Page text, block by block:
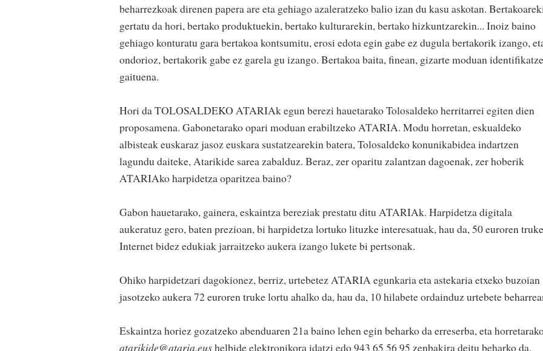
beharrezkoak direnen papera are eta gehiago azaleratzeko balio izan du kasu askotan.
gertatu da hori, bertako produktuekin, bertako kulturarekin, bertako hizkuntzarekin... Inoiz baino
gehiago konturatu gara bertakoa kontsumitu, erosi edota egin gabe ez dugula bertakorik izango,
ondorioz, bertakorik gabe ez garela gu izango. Bertakoa baita, finean, gizarte moduan
gaituena.
Hori da TOLOSALDEKO ATARIAk egun berezi hauetarako Tolosaldeko herritarrei egiten dien
proposamena. Gabonetarako opari moduan erabiltzeko ATARIA. Modu horretan, eskualdeko
albisteak euskaraz jasoz euskara sustatzearekin batera, Tolosaldeko konunikabidea indartzen
lagundu daiteke, Atarikide sarea zabalduz. Beraz, zer oparitu zalantzan dagoenak, zer hoberik
ATARIAko harpidetza oparitzea baino?
Gabon hauetarako, gainera, eskaintza bereziak prestatu ditu ATARIAk. Harpidetza digitala
aukeratuz gero, baten prezioan, bi harpidetza lortuko lituzke interesatuak, hau da, 50 euroren truke
Internet bidez edukiak jarraitzeko aukera izango lukete bi pertsonak.
Ohiko harpidetzari dagokionez, berriz, urtebetez ATARIA egunkaria eta astekaria etxeko buzoian
jasotzeko aukera 72 euroren truke lortu ahalko da, hau da, 10 hilabete ordainduz urtebete
Eskaintza horiez gozatzeko abenduaren 21a baino lehen egin beharko da erreserba, eta
atarikide@ataria.eushelbide elektronikora idatzi edo 943 65 56 95 zenbakira deitu beharko da.